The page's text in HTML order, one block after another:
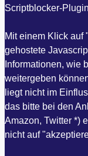
Scriptblocker-
Mit einem Klick auf
gehostete
Informationen, wie
weitergeben
liegt nicht im
das bitte bei den
Amazon, Twitter *)
nicht auf